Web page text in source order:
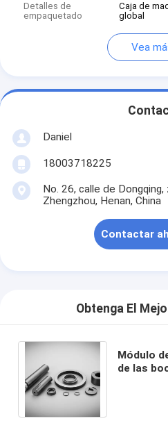
Detalles de
empaquetado
Caja de
global
Vea
Daniel
18003718225
No. 26, calle de
Zhengzhou, Henan, China
Contactar
Obtenga El
Módulo
de las